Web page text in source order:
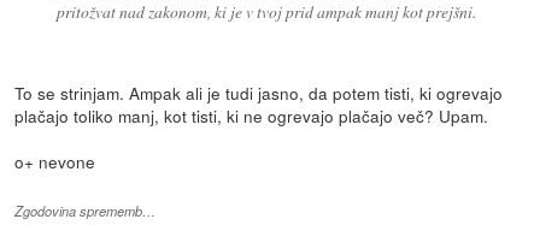
pritožvat nad zakonom, ki je v tvoj prid ampak manj kot prejšni.
To se strinjam. Ampak ali je tudi jasno, da potem tisti, ki ogrevajo
plačajo toliko manj, kot tisti, ki ne ogrevajo plačajo več? Upam.
o+ nevone
Zgodovina sprememb…